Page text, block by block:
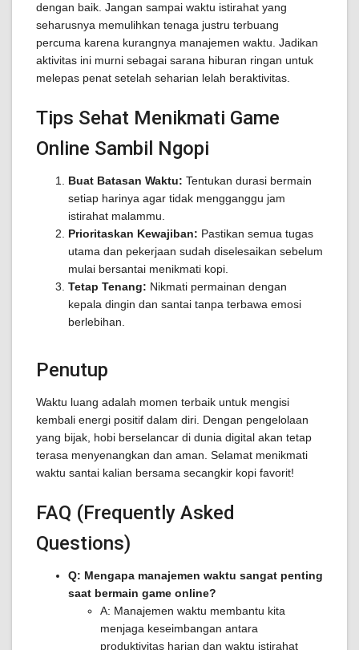
dengan baik. Jangan sampai waktu istirahat yang
seharusnya memulihkan tenaga justru terbuang
percuma karena kurangnya manajemen waktu. Jadikan
aktivitas ini murni sebagai sarana hiburan ringan untuk
melepas penat setelah seharian lelah beraktivitas.
Tips Sehat Menikmati Game
Online Sambil Ngopi
Buat Batasan Waktu: Tentukan durasi bermain
setiap harinya agar tidak mengganggu jam
istirahat malammu.
Prioritaskan Kewajiban: Pastikan semua tugas
utama dan pekerjaan sudah diselesaikan sebelum
mulai bersantai menikmati kopi.
Tetap Tenang: Nikmati permainan dengan
kepala dingin dan santai tanpa terbawa emosi
berlebihan.
Penutup
Waktu luang adalah momen terbaik untuk mengisi
kembali energi positif dalam diri. Dengan pengelolaan
yang bijak, hobi berselancar di dunia digital akan tetap
terasa menyenangkan dan aman. Selamat menikmati
waktu santai kalian bersama secangkir kopi favorit!
FAQ (Frequently Asked
Questions)
Q: Mengapa manajemen waktu sangat penting
saat bermain game online?
A: Manajemen waktu membantu kita
menjaga keseimbangan antara
produktivitas harian dan waktu istirahat